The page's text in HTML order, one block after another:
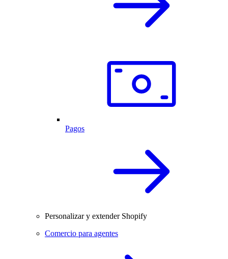
Pagos
Personalizar y extender Shopify
Comercio para agentes